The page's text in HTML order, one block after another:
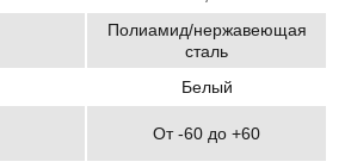
Полиамид/нержавеющая
сталь
Белый
От -60 до +60